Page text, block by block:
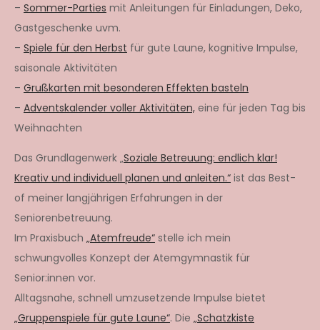
– Sommer-Parties mit Anleitungen für Einladungen, Deko,
Gastgeschenke uvm.
– Spiele für den Herbst für gute Laune, kognitive Impulse,
saisonale Aktivitäten
– Grußkarten mit besonderen Effekten basteln
– Adventskalender voller Aktivitäten, eine für jeden Tag bis
Weihnachten
Das Grundlagenwerk „Soziale Betreuung: endlich klar!
Kreativ und individuell planen und anleiten.“ ist das Best-
of meiner langjährigen Erfahrungen in der
Seniorenbetreuung.
Im Praxisbuch „Atemfreude“ stelle ich mein
schwungvolles Konzept der Atemgymnastik für
Senior:innen vor.
Alltagsnahe, schnell umzusetzende Impulse bietet
„Gruppenspiele für gute Laune“. Die „Schatzkiste